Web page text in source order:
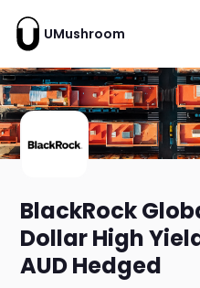
UMushroom
BlackRock
Dollar High
AUD Hedged